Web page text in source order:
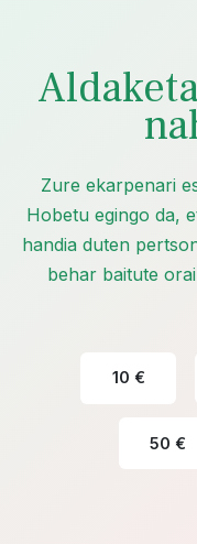
Zure ekarpenari
Hobetu egingo da,
handia duten
behar baitute
10 €
50 €